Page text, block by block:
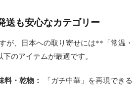
送も安心なカテゴリー
が、日本への取り寄せには**「常温・
のアイテムが最適です。
料・乾物：
「ガチ中華」を再現できる